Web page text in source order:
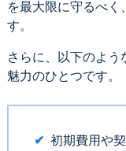
を最大限に守るべく
す。
さらに、以下のよ
魅力のひとつです。
初期費用や